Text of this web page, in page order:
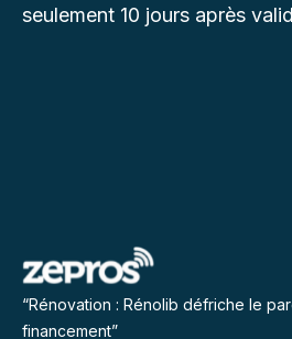
seulement 10 jours après
“Rénovation : Rénolib défriche le
financement”